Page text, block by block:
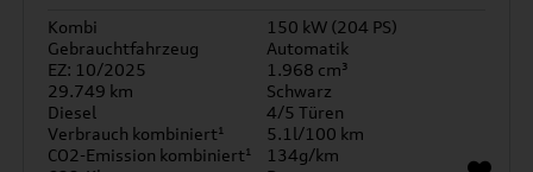
Kombi
150 kW (204 PS)
Gebrauchtfahrzeug
Automatik
EZ: 10/2025
1.968 cm³
29.749 km
Schwarz
Diesel
4/5 Türen
Verbrauch kombiniert¹
5.1l/100 km
CO2-Emission kombiniert¹
134g/km